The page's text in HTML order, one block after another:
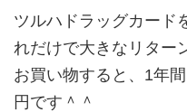
ツルハドラッグカード
れだけで大きなリター
お買い物すると、1年
円です＾＾